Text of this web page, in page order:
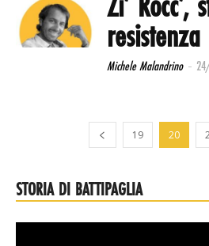
Zi’
resistenza
Michele Malandrino -
19 20
STORIA DI BATTIPAGLIA